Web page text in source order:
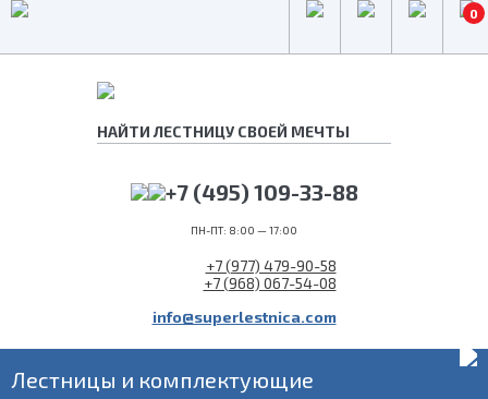
0
+7 (495) 109-33-88
ПН-ПТ: 8:00 — 17:00
+7 (977) 479-90-58
+7 (968) 067-54-08
info@superlestnica.com
Лестницы и комплектующие